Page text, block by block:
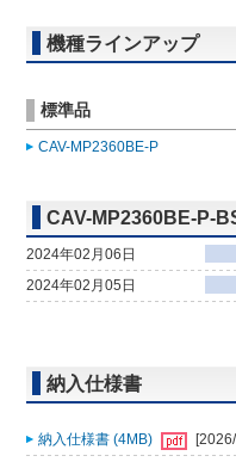
機種ラインアップ
標準品
CAV-MP2360BE-P
CAV-MP2360BE-P-
2024年02月06日
2024年02月05日
納入仕様書
納入仕様書 (4MB)